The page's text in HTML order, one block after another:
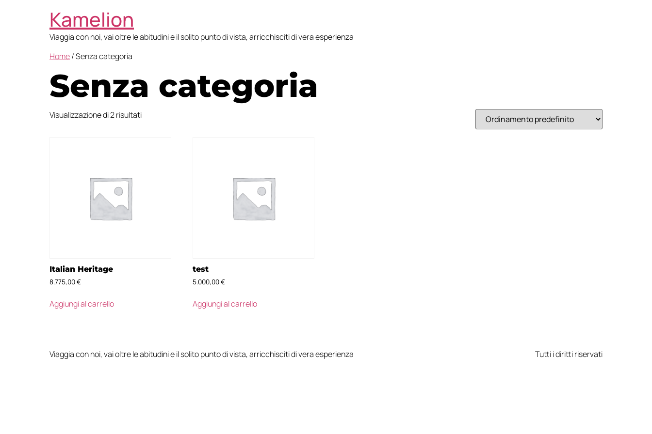
Kamelion
Viaggia con noi, vai oltre le abitudini e il solito punto di vista, arricchisciti di vera esperienza
Home/ Senza categoria
Senza categoria
Visualizzazione di 2 risultati
Italian Heritage
8.775,00€
Aggiungi al carrello
test
5.000,00€
Aggiungi al carrello
Viaggia con noi, vai oltre le abitudini e il solito punto di vista, arricchisciti di vera esperienza Tutti i diritti riservati